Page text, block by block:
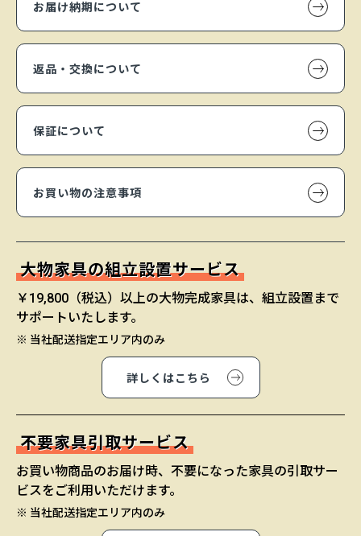
お届け納期について
返品・交換について
保証について
お買い物の注意事項
大物家具の組立設置サービス
￥19,800（税込）以上の大物完成家具は、組立設置まで
サポートいたします。
※ 当社配送指定エリア内のみ
詳しくはこちら
不要家具引取サービス
お買い物商品のお届け時、不要になった家具の引取サー
ビスをご利用いただけます。
※ 当社配送指定エリア内のみ